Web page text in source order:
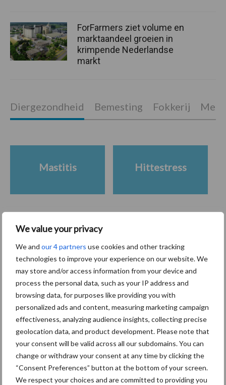
We value your privacy
We and our 4 partners use cookies and other tracking
technologies to improve your experience on our website. We
may store and/or access information from your device and
process the personal data, such as your IP address and
browsing data, for purposes like providing you with
personalized ads and content, measuring marketing campaign
effectiveness, analyzing audience insights, collecting precise
geolocation data, and product development. Please note that
your consent will be valid across all our subdomains. You can
change or withdraw your consent at any time by clicking the
“Consent Preferences” button at the bottom of your screen.
We respect your choices and are committed to providing you
Primaire
Sidebar
Recent nieuws Partner nieuws
7 aug
Grondstoffenmarkt blijft grillig:
droogte en geopolitiek houden
handel in de greep
7 aug
De speenhuid: een vaak
onderschatte risicofactor voor
mastitis
ForFarmers ziet volume en
marktaandeel groeien in
krimpende Nederlandse
markt
Diergezondheid Bemesting Fokkerij
Mastitis Hittestress
Toon meer